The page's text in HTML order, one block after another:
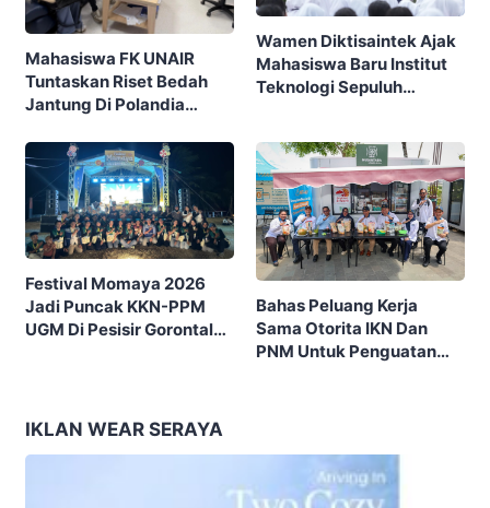
Mahasiswa FK UNAIR
Tuntaskan Riset Bedah
Jantung Di Polandia
SCORE
Wamen Diktisaintek Ajak
Mahasiswa Baru Institut
Teknologi Sepuluh
Festival Momaya 2026
Jadi Puncak KKN-PPM
UGM Di Pesisir Gorontalo,
Bahas Peluang Kerja
Sama Otorita IKN Dan
PNM Untuk Penguatan
IKLAN WEAR SERAYA